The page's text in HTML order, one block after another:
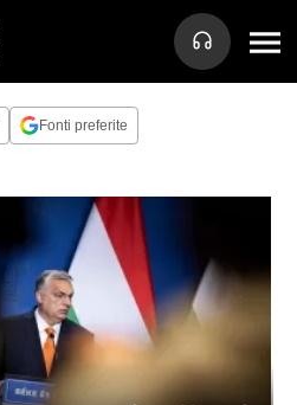
Fonti preferite